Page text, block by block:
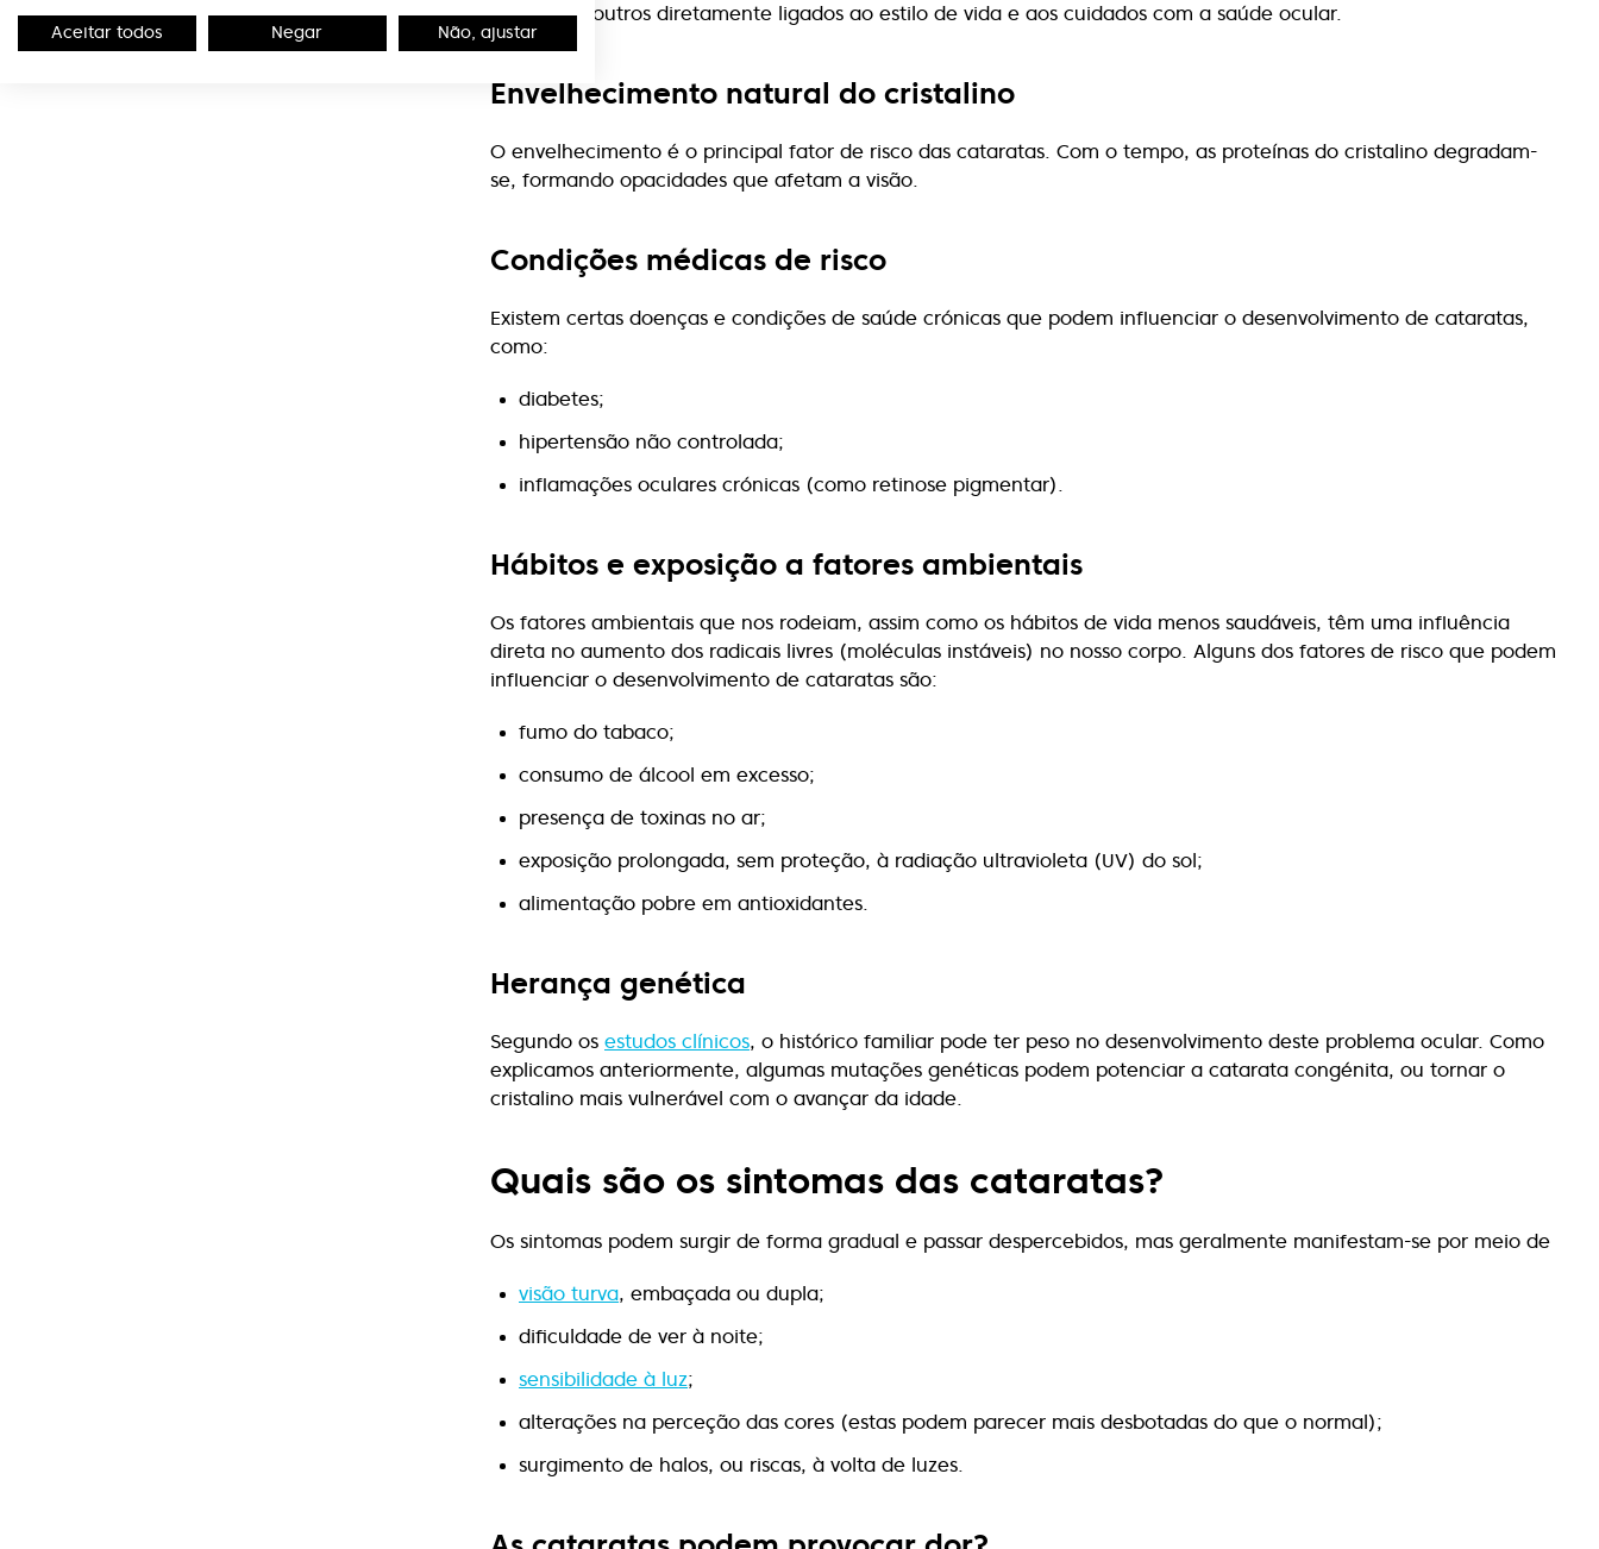
genéticos, outros diretamente ligados ao estilo de vida e aos cuidados com a saúde ocular.
Envelhecimento natural do cristalino
O envelhecimento é o principal fator de risco das cataratas. Com o tempo, as proteínas do cristalino degradam-
se, formando opacidades que afetam a visão.
Condições médicas de risco
Existem certas doenças e condições de saúde crónicas que podem influenciar o desenvolvimento de cataratas,
como:
diabetes;
hipertensão não controlada;
inflamações oculares crónicas (como retinose pigmentar).
Hábitos e exposição a fatores ambientais
Os fatores ambientais que nos rodeiam, assim como os hábitos de vida menos saudáveis, têm uma influência
direta no aumento dos radicais livres (moléculas instáveis) no nosso corpo. Alguns dos fatores de risco que podem
influenciar o desenvolvimento de cataratas são:
fumo do tabaco;
consumo de álcool em excesso;
presença de toxinas no ar;
exposição prolongada, sem proteção, à radiação ultravioleta (UV) do sol;
alimentação pobre em antioxidantes.
Herança genética
Segundo os estudos clínicos, o histórico familiar pode ter peso no desenvolvimento deste problema ocular. Como
explicamos anteriormente, algumas mutações genéticas podem potenciar a catarata congénita, ou tornar o
cristalino mais vulnerável com o avançar da idade.
Quais são os sintomas das cataratas?
Os sintomas podem surgir de forma gradual e passar despercebidos, mas geralmente manifestam-se por meio de
visão turva, embaçada ou dupla;
dificuldade de ver à noite;
sensibilidade à luz;
alterações na perceção das cores (estas podem parecer mais desbotadas do que o normal);
surgimento de halos, ou riscas, à volta de luzes.
Aceitar todos Negar Não, ajustar